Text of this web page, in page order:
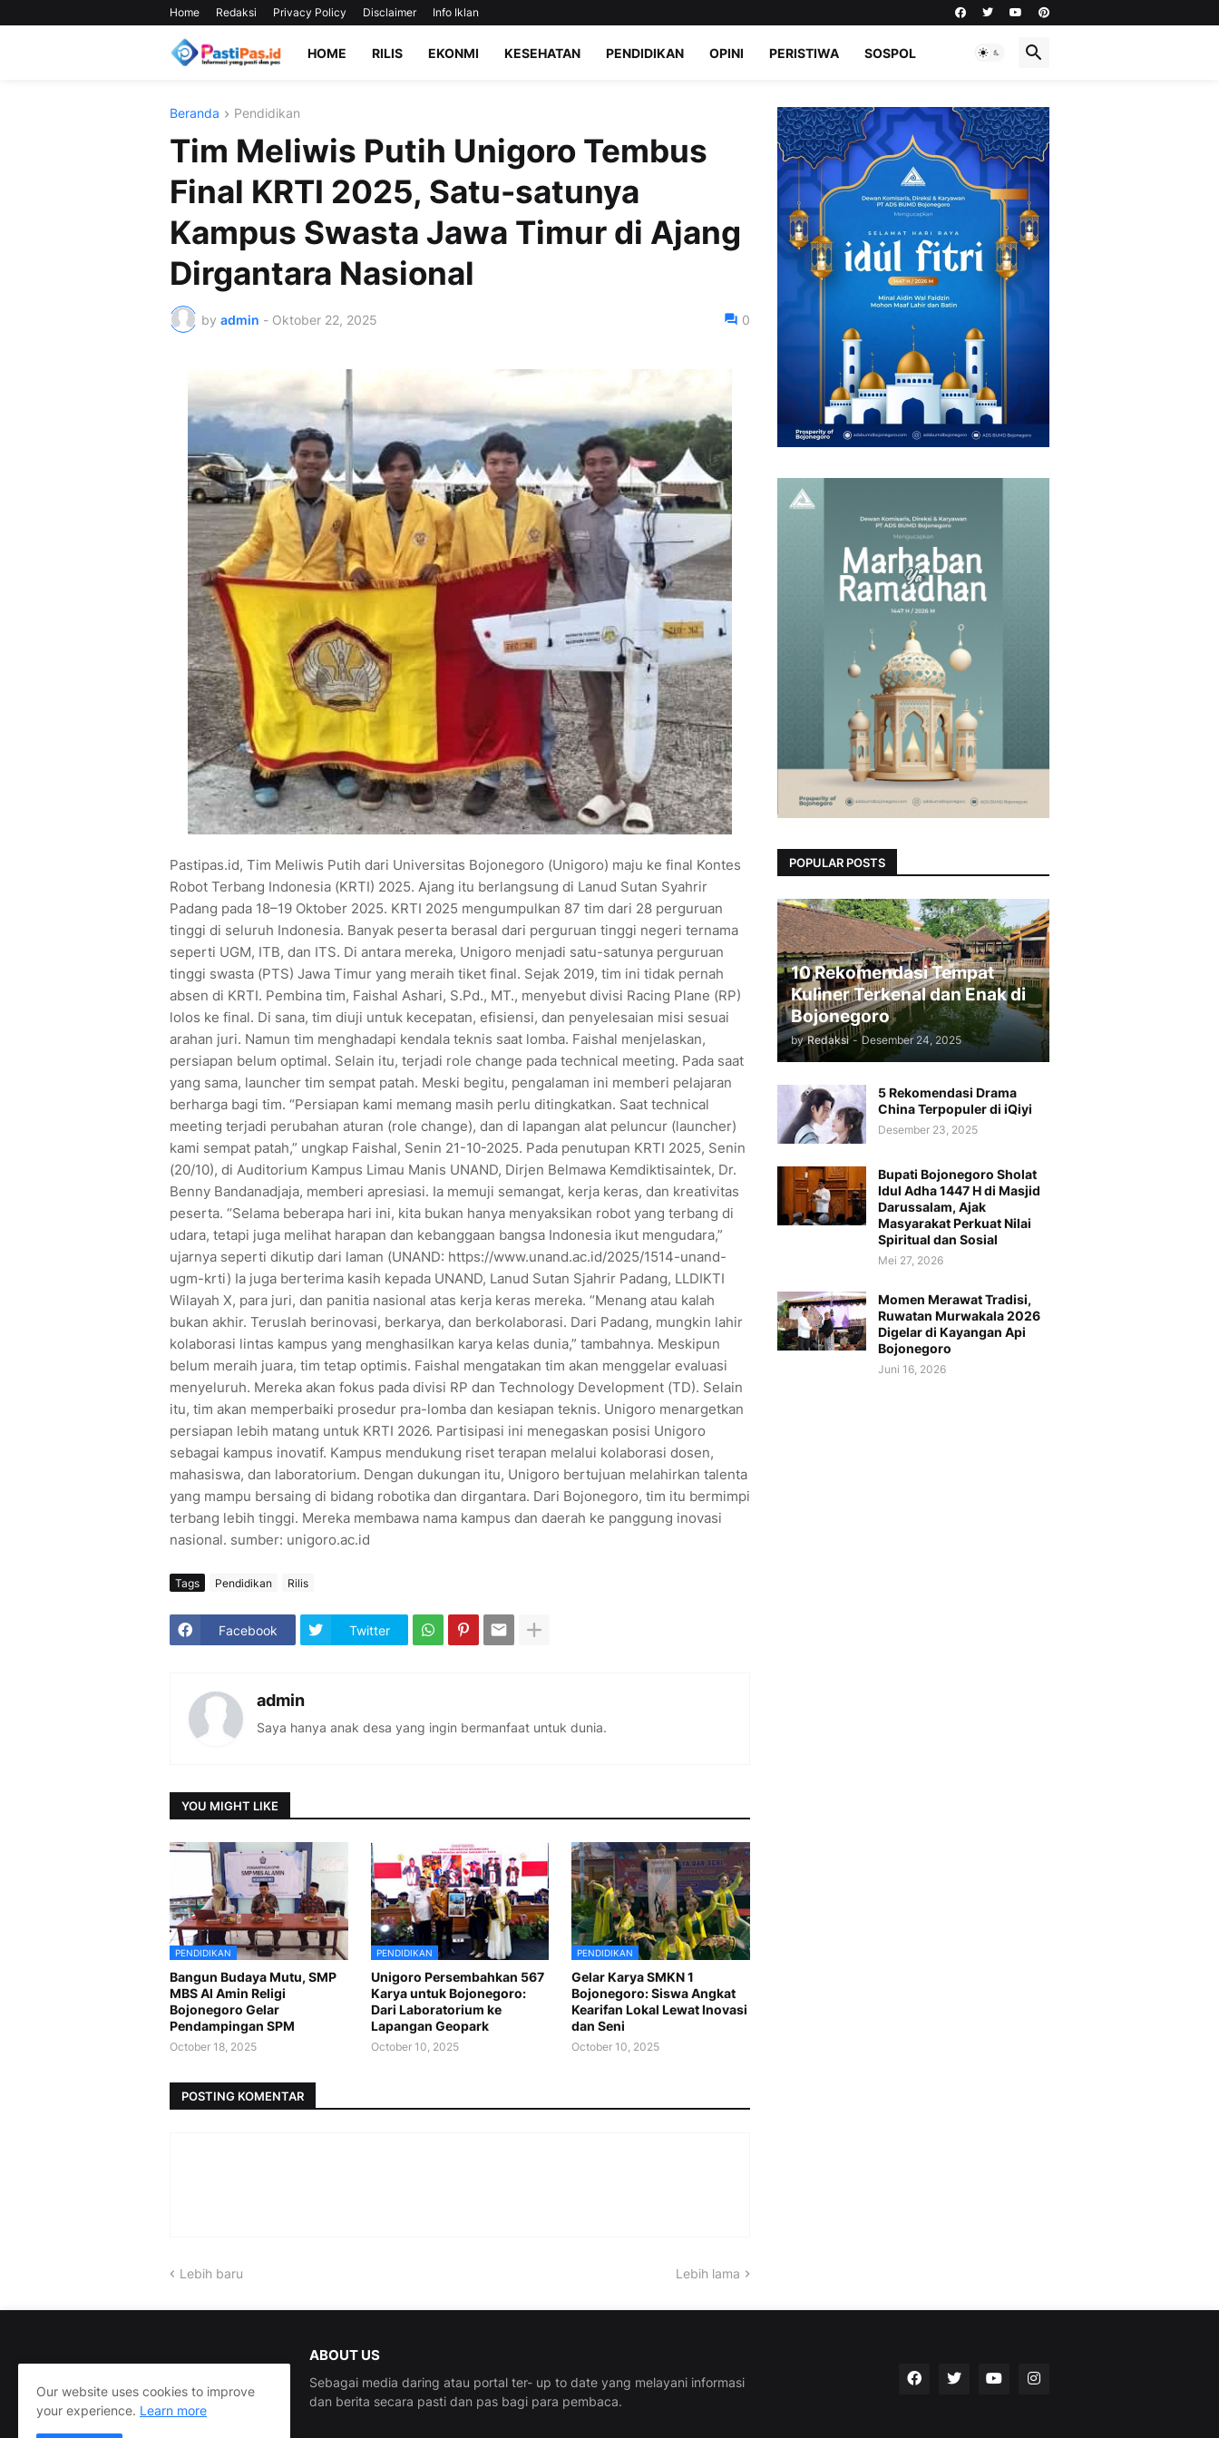
Home Redaksi Privacy Policy Disclaimer Info Iklan
HOME RILIS EKONMI KESEHATAN PENDIDIKAN OPINI PERISTIWA SOSPOL
Beranda Pendidikan
Tim Meliwis Putih Unigoro Tembus
Final KRTI 2025, Satu-satunya
Kampus Swasta Jawa Timur di Ajang
Dirgantara Nasional
by admin - Oktober 22, 2025 0
Pastipas.id, Tim Meliwis Putih dari Universitas Bojonegoro (Unigoro) maju ke final Kontes
Robot Terbang Indonesia (KRTI) 2025. Ajang itu berlangsung di Lanud Sutan Syahrir
Padang pada 18–19 Oktober 2025. KRTI 2025 mengumpulkan 87 tim dari 28 perguruan
tinggi di seluruh Indonesia. Banyak peserta berasal dari perguruan tinggi negeri ternama
seperti UGM, ITB, dan ITS. Di antara mereka, Unigoro menjadi satu-satunya perguruan
tinggi swasta (PTS) Jawa Timur yang meraih tiket final. Sejak 2019, tim ini tidak pernah
absen di KRTI. Pembina tim, Faishal Ashari, S.Pd., MT., menyebut divisi Racing Plane (RP)
lolos ke final. Di sana, tim diuji untuk kecepatan, efisiensi, dan penyelesaian misi sesuai
arahan juri. Namun tim menghadapi kendala teknis saat lomba. Faishal menjelaskan,
persiapan belum optimal. Selain itu, terjadi role change pada technical meeting. Pada saat
yang sama, launcher tim sempat patah. Meski begitu, pengalaman ini memberi pelajaran
berharga bagi tim. “Persiapan kami memang masih perlu ditingkatkan. Saat technical
meeting terjadi perubahan aturan (role change), dan di lapangan alat peluncur (launcher)
kami sempat patah,” ungkap Faishal, Senin 21-10-2025. Pada penutupan KRTI 2025, Senin
(20/10), di Auditorium Kampus Limau Manis UNAND, Dirjen Belmawa Kemdiktisaintek, Dr.
Benny Bandanadjaja, memberi apresiasi. Ia memuji semangat, kerja keras, dan kreativitas
peserta. “Selama beberapa hari ini, kita bukan hanya menyaksikan robot yang terbang di
udara, tetapi juga melihat harapan dan kebanggaan bangsa Indonesia ikut mengudara,”
ujarnya seperti dikutip dari laman (UNAND: https://www.unand.ac.id/2025/1514-unand-
ugm-krti) Ia juga berterima kasih kepada UNAND, Lanud Sutan Sjahrir Padang, LLDIKTI
Wilayah X, para juri, dan panitia nasional atas kerja keras mereka. “Menang atau kalah
bukan akhir. Teruslah berinovasi, berkarya, dan berkolaborasi. Dari Padang, mungkin lahir
kolaborasi lintas kampus yang menghasilkan karya kelas dunia,” tambahnya. Meskipun
belum meraih juara, tim tetap optimis. Faishal mengatakan tim akan menggelar evaluasi
menyeluruh. Mereka akan fokus pada divisi RP dan Technology Development (TD). Selain
itu, tim akan memperbaiki prosedur pra-lomba dan kesiapan teknis. Unigoro menargetkan
persiapan lebih matang untuk KRTI 2026. Partisipasi ini menegaskan posisi Unigoro
sebagai kampus inovatif. Kampus mendukung riset terapan melalui kolaborasi dosen,
mahasiswa, dan laboratorium. Dengan dukungan itu, Unigoro bertujuan melahirkan talenta
yang mampu bersaing di bidang robotika dan dirgantara. Dari Bojonegoro, tim itu bermimpi
terbang lebih tinggi. Mereka membawa nama kampus dan daerah ke panggung inovasi
nasional. sumber: unigoro.ac.id
Tags Pendidikan Rilis
Facebook Twitter
admin
Saya hanya anak desa yang ingin bermanfaat untuk dunia.
YOU MIGHT LIKE
PENDIDIKAN
Bangun Budaya Mutu, SMP
MBS Al Amin Religi
Bojonegoro Gelar
Pendampingan SPM
October 18, 2025
PENDIDIKAN
Unigoro Persembahkan 567
Karya untuk Bojonegoro:
Dari Laboratorium ke
Lapangan Geopark
October 10, 2025
PENDIDIKAN
Gelar Karya SMKN 1
Bojonegoro: Siswa Angkat
Kearifan Lokal Lewat Inovasi
dan Seni
October 10, 2025
POSTING KOMENTAR
Lebih baru Lebih lama
POPULAR POSTS
10 Rekomendasi Tempat
Kuliner Terkenal dan Enak di
Bojonegoro
by Redaksi - Desember 24, 2025
5 Rekomendasi Drama
China Terpopuler di iQiyi
Desember 23, 2025
Bupati Bojonegoro Sholat
Idul Adha 1447 H di Masjid
Darussalam, Ajak
Masyarakat Perkuat Nilai
Spiritual dan Sosial
Mei 27, 2026
Momen Merawat Tradisi,
Ruwatan Murwakala 2026
Digelar di Kayangan Api
Bojonegoro
Juni 16, 2026
ABOUT US
Sebagai media daring atau portal ter- up to date yang melayani informasi
dan berita secara pasti dan pas bagi para pembaca.
Our website uses cookies to improve
your experience. Learn more